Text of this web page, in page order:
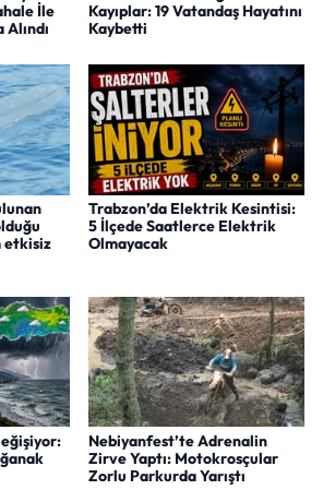
İle
Kayıplar: 19 Vatandaş Hayatını
Kaybetti
etkisiz
Trabzon’da Elektrik Kesintisi:
5 İlçede Saatlerce Elektrik
Olmayacak
Nebiyanfest’te Adrenalin
Zirve Yaptı: Motokrosçular
Zorlu Parkurda Yarıştı